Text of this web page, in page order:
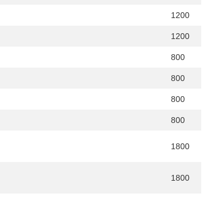
1200
1200
800
800
800
800
1800
1800